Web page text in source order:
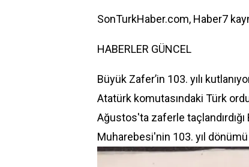
SonTurkHaber.com, Haber7
HABERLER GÜNCEL
Büyük Zafer’in 103. yılı
Atatürk komutasındaki Türk
Ağustos'ta zaferle
Muharebesi'nin 103. yıl dönümü